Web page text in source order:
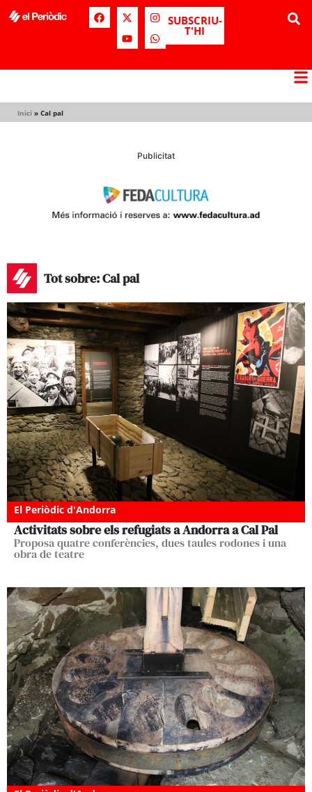
SUBSCRIU-
T'HI
Inici » Cal pal
Publicitat
Tot sobre: Cal pal
El Periòdic d'Andorra
Activitats sobre els refugiats a Andorra a Cal Pal
Proposa quatre conferències, dues taules rodones i una
obra de teatre